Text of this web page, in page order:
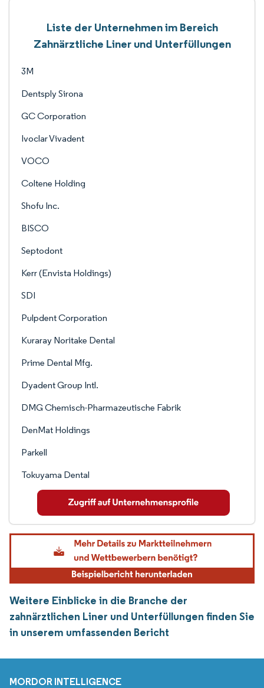
Liste der Unternehmen im Bereich
Zahnärztliche Liner und Unterfüllungen
3M
Dentsply Sirona
GC Corporation
Ivoclar Vivadent
VOCO
Coltene Holding
Shofu Inc.
BISCO
Septodont
Kerr (Envista Holdings)
SDI
Pulpdent Corporation
Kuraray Noritake Dental
Prime Dental Mfg.
Dyadent Group Intl.
DMG Chemisch-Pharmazeutische Fabrik
DenMat Holdings
Parkell
Tokuyama Dental
Weitere Einblicke in die Branche der
zahnärztlichen Liner und Unterfüllungen finden Sie
in unserem umfassenden Bericht
MORDOR INTELLIGENCE